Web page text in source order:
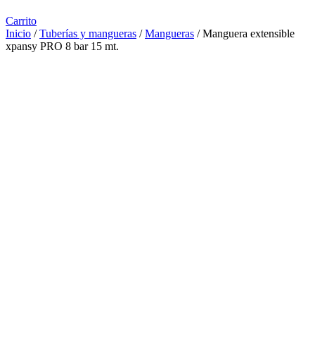
Carrito
Inicio /Tuberías y mangueras /Mangueras / Manguera extensible
xpansy PRO 8 bar 15 mt.